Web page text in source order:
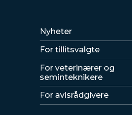
Lenker
Nyheter
For tillitsvalgte
For veterinærer og
seminteknikere
For avlsrådgivere